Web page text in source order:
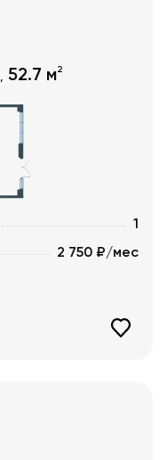
, 52.7 м2
1
2 750 ₽/мес